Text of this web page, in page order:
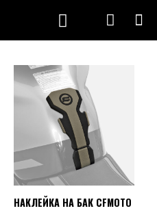
НАКЛЕЙКА НА БАК CFMOTO